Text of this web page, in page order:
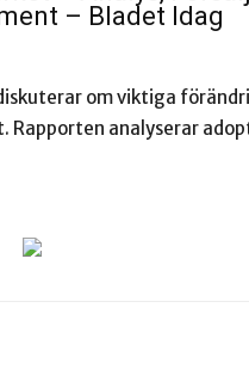
– Bladet Idag
om viktiga
Rapporten analyserar